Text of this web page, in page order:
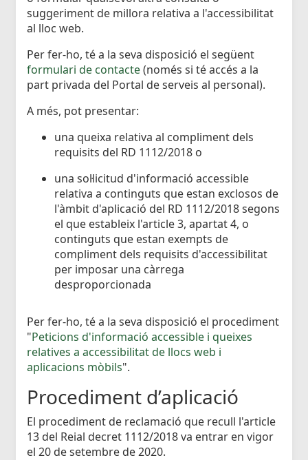
suggeriment de millora relativa a l'accessibilitat
al lloc web.
Per fer-ho, té a la seva disposició el següent
formulari de contacte(només si té accés a la
part privada del Portal de serveis al personal).
A més, pot presentar:
una queixa relativa al compliment dels
requisits del RD 1112/2018 o
una sol·licitud d'informació accessible
relativa a continguts que estan exclosos de
l'àmbit d'aplicació del RD 1112/2018 segons
el que estableix l'article 3, apartat 4, o
continguts que estan exempts de
compliment dels requisits d'accessibilitat
per imposar una càrrega
desproporcionada
Per fer-ho, té a la seva disposició el procediment
"Peticions d'informació accessible i queixes
relatives a accessibilitat de llocs web i
aplicacions mòbils".
Procediment d’aplicació
El procediment de reclamació que recull l'article
13 del Reial decret 1112/2018 va entrar en vigor
el 20 de setembre de 2020.